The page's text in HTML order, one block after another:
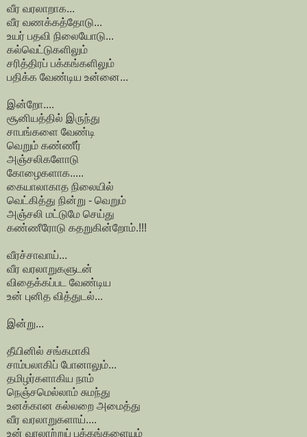
வீர வரலாறாக...
வீர வணக்கத்தோடு...
உயர் பதவி நிலையோடு...
கல்வெட்டுகளிலும்
சரித்திரப் பக்கங்களிலும்
பதிக்க வேண்டிய உன்னை...
இன்றோ....
சூனியத்தில் இருந்து
சாபங்களை வேண்டி
வெறும் கண்ணீர்
அஞ்சலிகளோடு
கோழைகளாக.....
கையாலாகாத நிலையில்
வெட்கித்து நின்று - வெறும்
அஞ்சலி மட்டுமே செய்து
கண்ணீரோடு கதறுகின்றோம்.!!!
வீரச்சாவாய்...
வீர வரலாறுகளுடன்
விதைக்கப்பட வேண்டிய
உன் புனித வித்துடல்...
இன்று...
தீயினில் சங்கமாகி
சாம்பலாகிப் போனாலும்...
தமிழர்களாகிய நாம்
நெஞ்சமெல்லாம் சுமந்து
உனக்கான கல்லறை அமைத்து
வீர வரலாறுகளாய்....
உன் வரலாற்றுப் பக்கங்களையும்